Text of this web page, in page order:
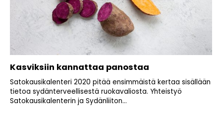
Kasviksiin kannattaa panostaa
Satokausikalenteri 2020 pitää ensimmäistä kertaa sisällään
tietoa sydänterveellisestä ruokavaliosta. Yhteistyö
Satokausikalenterin ja Sydänliiton...